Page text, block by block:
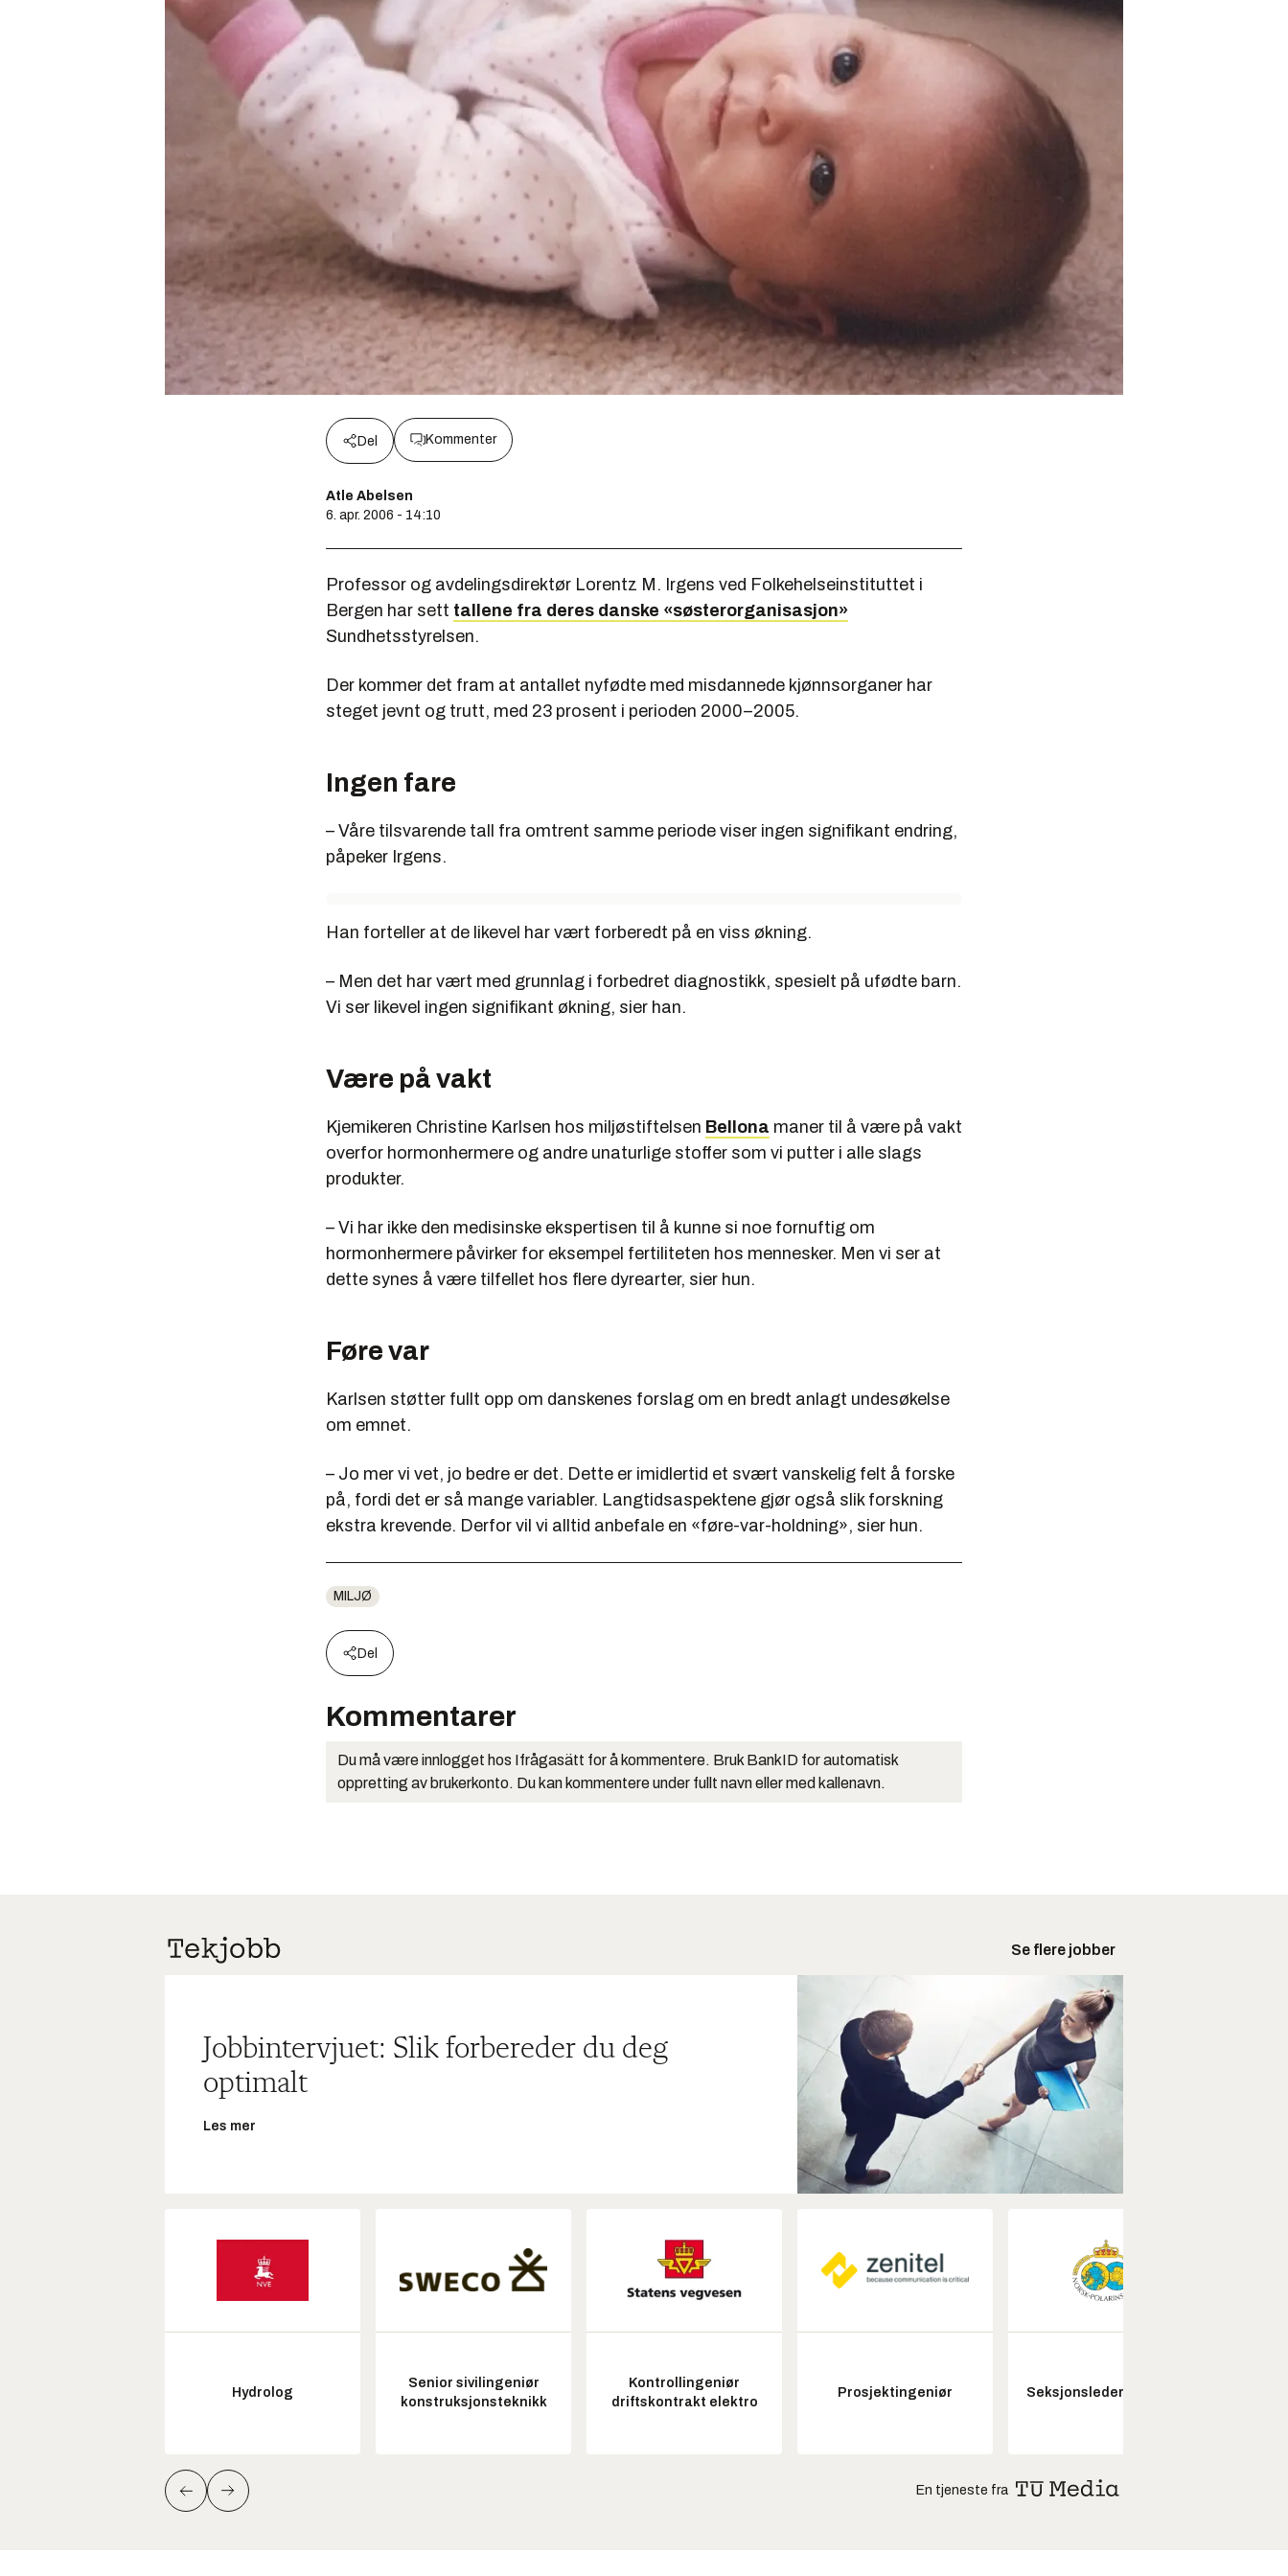
Del Kommenter
Atle Abelsen
6. apr. 2006 - 14:10
Professor og avdelingsdirektør Lorentz M. Irgens ved Folkehelseinstituttet i
Bergen har sett tallene fra deres danske «søsterorganisasjon»
Sundhetsstyrelsen.
Der kommer det fram at antallet nyfødte med misdannede kjønnsorganer har
steget jevnt og trutt, med 23 prosent i perioden 2000–2005.
Ingen fare
– Våre tilsvarende tall fra omtrent samme periode viser ingen signifikant endring,
påpeker Irgens.
Han forteller at de likevel har vært forberedt på en viss økning.
– Men det har vært med grunnlag i forbedret diagnostikk, spesielt på ufødte barn.
Vi ser likevel ingen signifikant økning, sier han.
Være på vakt
Kjemikeren Christine Karlsen hos miljøstiftelsen Bellona maner til å være på vakt
overfor hormonhermere og andre unaturlige stoffer som vi putter i alle slags
produkter.
– Vi har ikke den medisinske ekspertisen til å kunne si noe fornuftig om
hormonhermere påvirker for eksempel fertiliteten hos mennesker. Men vi ser at
dette synes å være tilfellet hos flere dyrearter, sier hun.
Føre var
Karlsen støtter fullt opp om danskenes forslag om en bredt anlagt undesøkelse
om emnet.
– Jo mer vi vet, jo bedre er det. Dette er imidlertid et svært vanskelig felt å forske
på, fordi det er så mange variabler. Langtidsaspektene gjør også slik forskning
ekstra krevende. Derfor vil vi alltid anbefale en «føre-var-holdning», sier hun.
MILJØ
Del
Kommentarer
Du må være innlogget hos Ifrågasätt for å kommentere. Bruk BankID for automatisk
oppretting av brukerkonto. Du kan kommentere under fullt navn eller med kallenavn.
Se flere jobber
Jobbintervjuet: Slik forbereder du deg
optimalt
Les mer
Hydrolog
Senior sivilingeniør
konstruksjonsteknikk
Kontrollingeniør
driftskontrakt elektro
Prosjektingeniør Seksjonsleder Nye Troll
En tjeneste fra